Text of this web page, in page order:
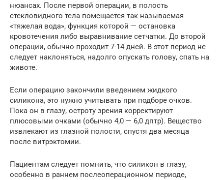
нюансах. После первой операции, в полость
стекловидного тела помещается так называемая
«тяжелая вода», функция которой — остановка
кровотечения либо выравнивание сетчатки. До второй
операции, обычно проходит 7-14 дней. В этот период не
следует наклоняться, надолго опускать голову, спать на
животе.
Если операцию закончили введением жидкого
силикона, это нужно учитывать при подборе очков.
Пока он в глазу, остроту зрения корректируют
плюсовыми очками (обычно 4,0 — 6,0 дптр). Вещество
извлекают из глазной полости, спустя два месяца
после витрэктомии.
Пациентам следует помнить, что силикон в глазу,
особенно в раннем послеоперационном периоде,